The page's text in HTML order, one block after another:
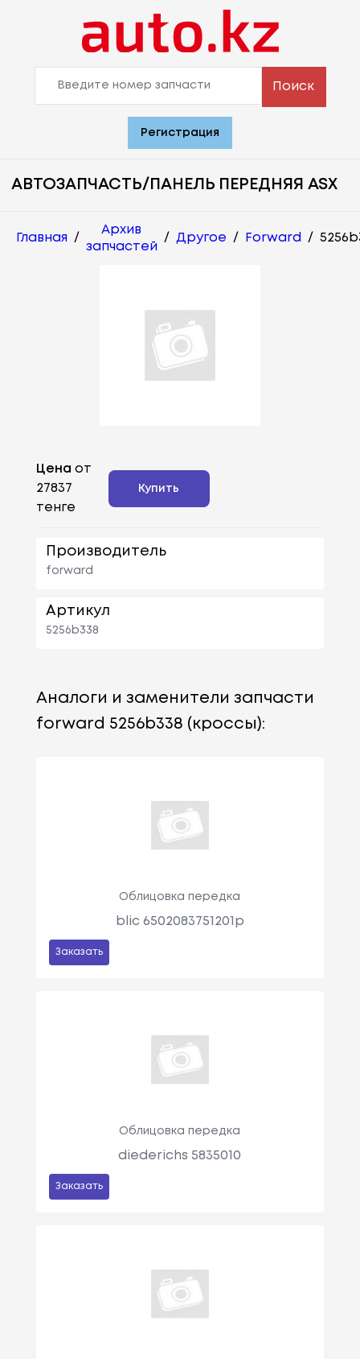
Поиск
Регистрация
АВТОЗАПЧАСТЬ/ПАНЕЛЬ ПЕРЕДНЯЯ ASX
Главная /
Архив
запчастей
/ Другое / Forward /
Цена от
27837
тенге
Купить
Производитель
forward
Артикул
5256b338
Аналоги и заменители запчасти
forward 5256b338 (кроссы):
Облицовка передка
blic 6502083751201p
Заказать
Облицовка передка
diederichs 5835010
Заказать